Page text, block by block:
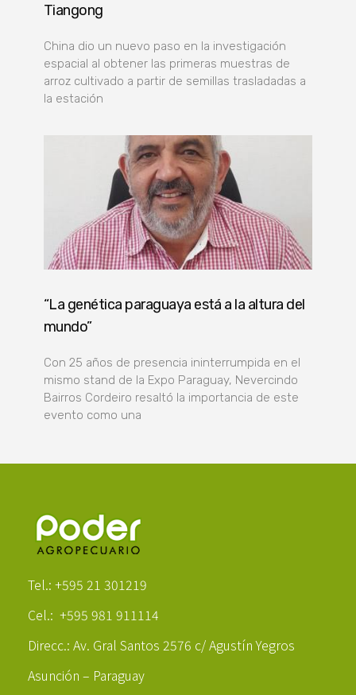
Tiangong
China dio un nuevo paso en la investigación
espacial al obtener las primeras muestras de
arroz cultivado a partir de semillas trasladadas a
la estación
“La genética paraguaya está a la altura del
mundo”
Con 25 años de presencia ininterrumpida en el
mismo stand de la Expo Paraguay, Nevercindo
Bairros Cordeiro resaltó la importancia de este
evento como una
Tel.: +595 21 301219
Cel.: +595 981 911114
Direcc.: Av. Gral Santos 2576 c/ Agustín Yegros
Asunción – Paraguay